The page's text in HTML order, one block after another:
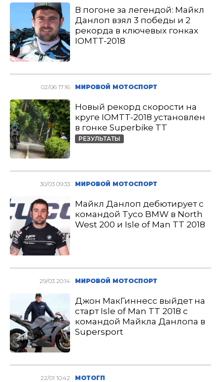
В погоне за легендой: Майкл
Данлоп взял 3 победы и 2
рекорда в ключевых гонках
IOMTT-2018
02/06 17:16 МИРОВОЙ МОТОСПОРТ
Новый рекорд скорости на
круге IOMTT-2018 установлен
в гонке Superbike TT
РЕЗУЛЬТАТЫ
30/03 09:33 МИРОВОЙ МОТОСПОРТ
Майкл Данлоп дебютирует с
командой Tyco BMW в North
West 200 и Isle of Man TT 2018
29/03 20:14 МИРОВОЙ МОТОСПОРТ
Джон МакГиннесс выйдет на
старт Isle of Man TT 2018 с
командой Майкла Данлопа в
Supersport
22/01 10:42 МОТОГП